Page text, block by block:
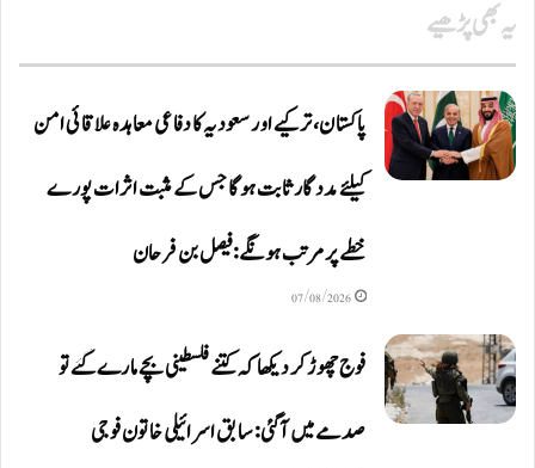
یہ بھی پڑھیے
پاکستان، ترکیے اور سعودیہ کا دفاعی معاہدہ علاقائی امن
کیلئے مددگار ثابت ہوگا جس کے مثبت اثرات پورے
خطے پر مرتب ہونگے: فیصل بن فرحان
07/08/2026
فوج چھوڑ کر دیکھا کہ کتنے فلسطینی بچے مارے گئے تو
صدمے میں آگئی: سابق اسرائیلی خاتون فوجی